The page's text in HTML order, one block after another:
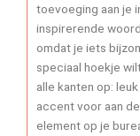
toevoeging aan je
inspirerende
omdat je iets
speciaal hoekje
alle kanten op:
accent voor aan
element op je